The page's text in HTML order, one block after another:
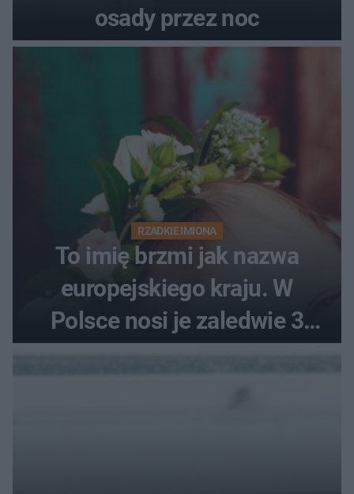
osady przez noc
RZADKIE IMIONA
To imię brzmi jak nazwa
europejskiego kraju. W
Polsce nosi je zaledwie 3